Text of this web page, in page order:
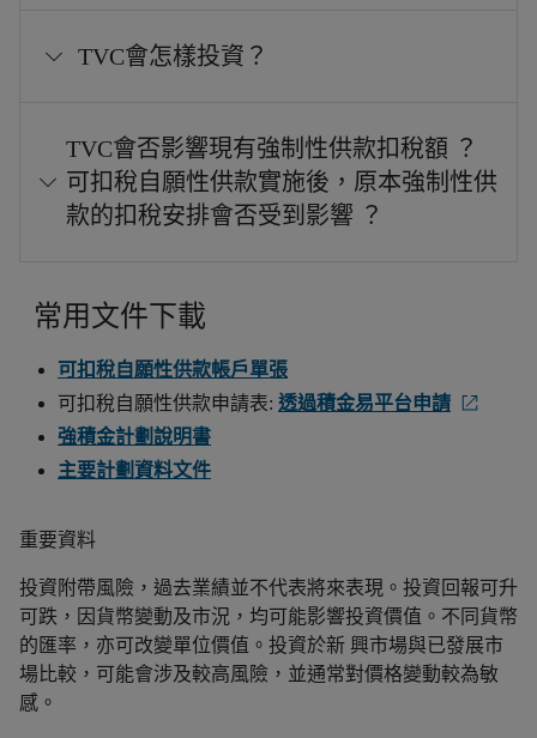
TVC會怎樣投資？
TVC會否影響現有強制性供款扣稅額 ？
可扣稅自願性供款實施後，原本強制性供
款的扣稅安排會否受到影響 ？
常用文件下載
可扣稅自願性供款帳戶單張
可扣稅自願性供款申請表: 透過積金易平台申請
強積金計劃說明書
主要計劃資料文件
重要資料
投資附帶風險，過去業績並不代表將來表現。投資回報可升
可跌，因貨幣變動及市況，均可能影響投資價值。不同貨幣
的匯率，亦可改變單位價值。投資於新 興市場與已發展市
場比較，可能會涉及較高風險，並通常對價格變動較為敏
感。